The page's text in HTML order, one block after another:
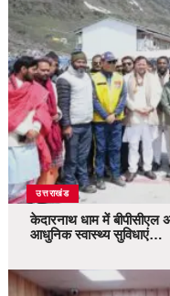
उत्तराखंड
केदारनाथ धाम में बीपीसीएल
आधुनिक स्वास्थ्य सुविधाएं…